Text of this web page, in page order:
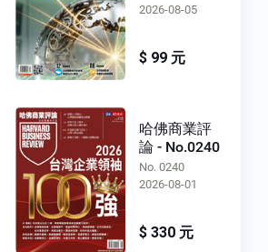
2026-08-05
$ 99 元
哈佛商業評
論 - No.0240
No. 0240
2026-08-01
$ 330 元